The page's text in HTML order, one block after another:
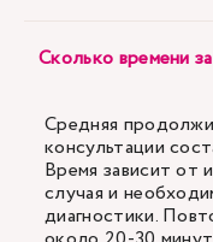
Сколько времени
Средняя
консультации
Время зависит от
случая и
диагностики.